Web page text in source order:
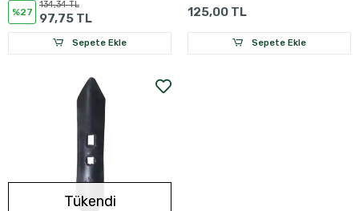
%27
134,34 TL
97,75 TL
Sepete Ekle
125,00 TL
Sepete Ekle
Tükendi